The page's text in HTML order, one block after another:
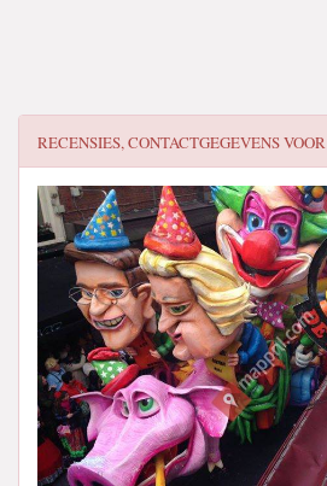
RECENSIES, CONTACTGEGEVENS VOOR